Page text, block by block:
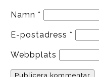
Namn *
E-postadress *
Webbplats